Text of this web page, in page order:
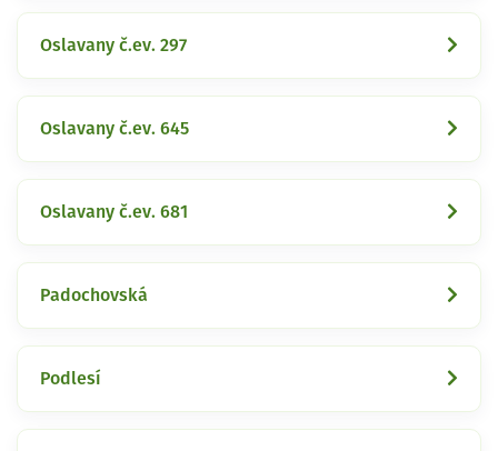
Oslavany č.ev. 297
Oslavany č.ev. 645
Oslavany č.ev. 681
Padochovská
Podlesí